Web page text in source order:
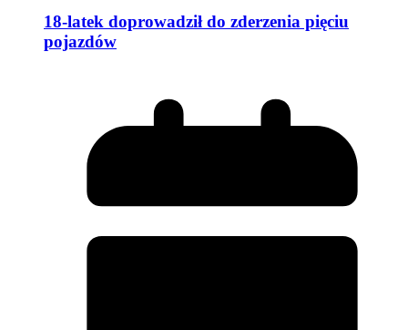
18-latek doprowadził do zderzenia pięciu
pojazdów